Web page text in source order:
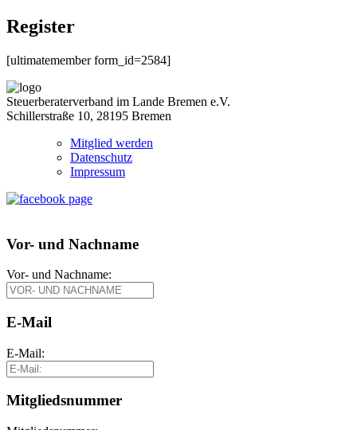
Register
[ultimatemember form_id=2584]
Steuerberaterverband im Lande Bremen e.V.
Schillerstraße 10, 28195 Bremen
Mitglied werden
Datenschutz
Impressum
Vor- und Nachname
Vor- und Nachname:
E-Mail
E-Mail:
Mitgliedsnummer